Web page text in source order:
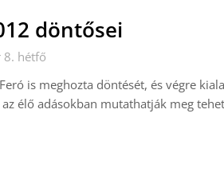
döntősei
8. hétfő
is meghozta döntését, és végre
élő adásokban mutathatják meg